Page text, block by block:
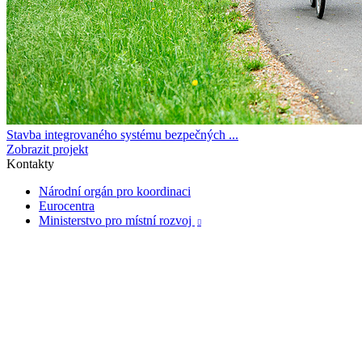
Stavba integrovaného systému bezpečných ...
Zobrazit projekt
Kontakty
Národní orgán pro koordinaci
Eurocentra
Ministerstvo pro místní rozvoj
